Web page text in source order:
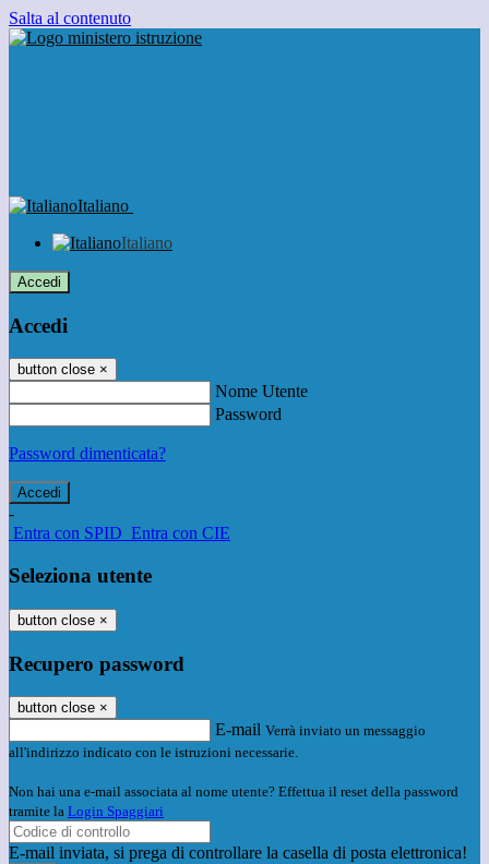
Salta al contenuto
Italiano
Italiano
Accedi
Accedi
button close ×
Nome Utente
Password
Password dimenticata?
-
Entra con SPID Entra con CIE
Seleziona utente
button close ×
Recupero password
button close ×
E-mail Verrà inviato un messaggio
all'indirizzo indicato con le istruzioni necessarie.
Non hai una e-mail associata al nome utente? Effettua il reset della password
tramite la Login Spaggiari
E-mail inviata, si prega di controllare la casella di posta elettronica!